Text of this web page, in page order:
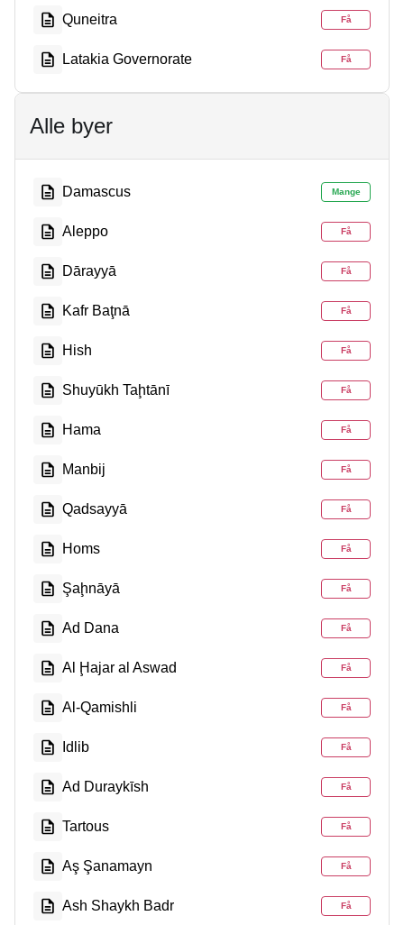
Quneitra Få
Latakia Governorate Få
Alle byer
Damascus Mange
Aleppo Få
Dārayyā Få
Kafr Baţnā Få
Hish Få
Shuyūkh Taḩtānī Få
Hama Få
Manbij Få
Qadsayyā Få
Homs Få
Şaḩnāyā Få
Ad Dana Få
Al Ḩajar al Aswad Få
Al-Qamishli Få
Idlib Få
Ad Duraykīsh Få
Tartous Få
Aş Şanamayn Få
Ash Shaykh Badr Få